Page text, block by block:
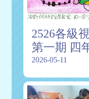
2526各級
第一期 四
2026-05-11